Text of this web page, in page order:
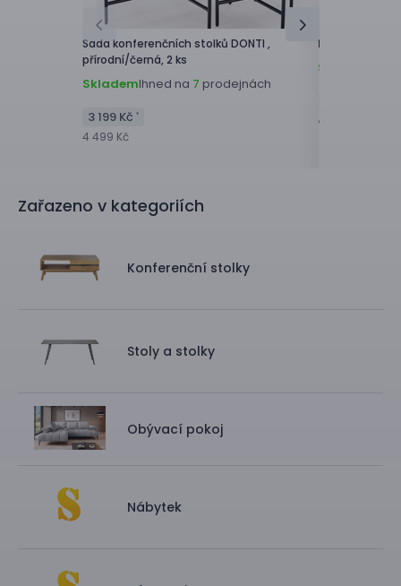
Sada konferenčních stolků DONTI ,
přírodní/černá, 2 ks
SklademIhned na 7 prodejnách
3 199 Kč *
4 499 Kč
Konferenční
Skladem
4 899 Kč
Zařazeno v kategoriích
Konferenční stolky
Stoly a stolky
Obývací pokoj
Nábytek